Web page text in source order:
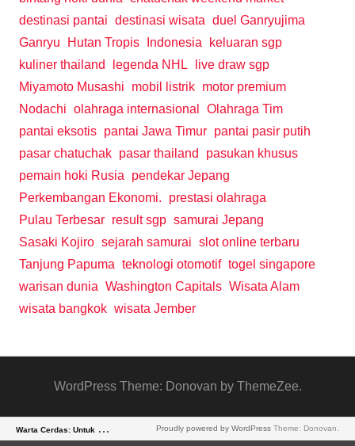
destinasi pantai destinasi wisata duel Ganryujima
Ganryu
Hutan Tropis Indonesia
keluaran sgp
kuliner thailand
legenda NHL
live draw sgp
Miyamoto Musashi
mobil listrik motor premium
Nodachi olahraga internasional
Olahraga Tim
pantai eksotis pantai Jawa Timur pantai pasir putih
pasar chatuchak pasar thailand
pasukan khusus
pemain hoki Rusia
pendekar Jepang
Perkembangan Ekonomi.
prestasi olahraga
Pulau Terbesar result sgp samurai Jepang
Sasaki Kojiro sejarah samurai slot online terbaru
Tanjung Papuma teknologi otomotif togel singapore
warisan dunia Washington Capitals Wisata Alam
wisata bangkok wisata Jember
WordPress Theme: Donovan by ThemeZee.
W
arta Cerdas: Untuk Pembaca yang Kritis Proudly powered by WordPress Theme: Donovan.